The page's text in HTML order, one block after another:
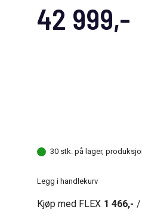
42 999,-
30 stk. på lager,
Legg i handlekurv
Kjøp med FLEX 1 466,- /